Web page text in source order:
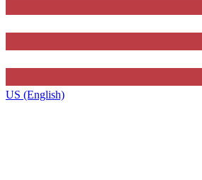
US (English)